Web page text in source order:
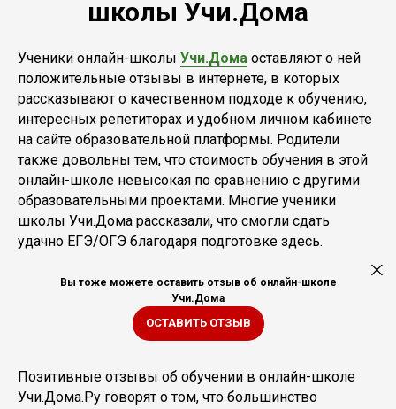
школы Учи.Дома
Ученики онлайн-школы Учи.Дома оставляют о ней
положительные отзывы в интернете, в которых
рассказывают о качественном подходе к обучению,
интересных репетиторах и удобном личном кабинете
на сайте образовательной платформы. Родители
также довольны тем, что стоимость обучения в этой
онлайн-школе невысокая по сравнению с другими
образовательными проектами. Многие ученики
школы Учи.Дома рассказали, что смогли сдать
удачно ЕГЭ/ОГЭ благодаря подготовке здесь.
Вы тоже можете оставить отзыв об онлайн-школе
Учи.Дома
ОСТАВИТЬ ОТЗЫВ
Позитивные отзывы об обучении в онлайн-школе
Учи.Дома.Ру говорят о том, что большинство